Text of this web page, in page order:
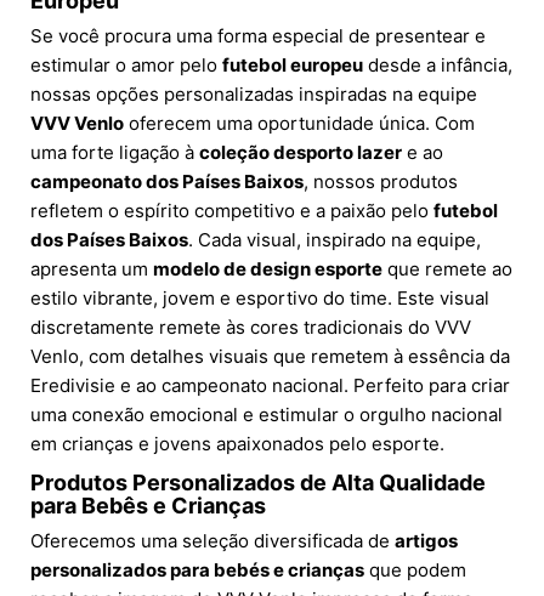
Se você procura uma forma especial de presentear e
estimular o amor pelo futebol europeu desde a infância,
nossas opções personalizadas inspiradas na equipe
VVV Venlo oferecem uma oportunidade única. Com
uma forte ligação à coleção desporto lazer e ao
campeonato dos Países Baixos, nossos produtos
refletem o espírito competitivo e a paixão pelo futebol
dos Países Baixos. Cada visual, inspirado na equipe,
apresenta um modelo de design esporte que remete ao
estilo vibrante, jovem e esportivo do time. Este visual
discretamente remete às cores tradicionais do VVV
Venlo, com detalhes visuais que remetem à essência da
Eredivisie e ao campeonato nacional. Perfeito para criar
uma conexão emocional e estimular o orgulho nacional
em crianças e jovens apaixonados pelo esporte.
Produtos Personalizados de Alta Qualidade
para Bebês e Crianças
Oferecemos uma seleção diversificada de artigos
personalizados para bebés e crianças que podem